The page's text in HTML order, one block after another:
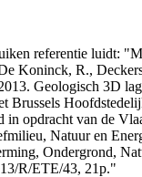
referentie luidt:
Koninck, R.,
Geologisch 3D
Brussels
in opdracht van de
Natuur en
Ondergrond,
R/ETE/43, 21p."